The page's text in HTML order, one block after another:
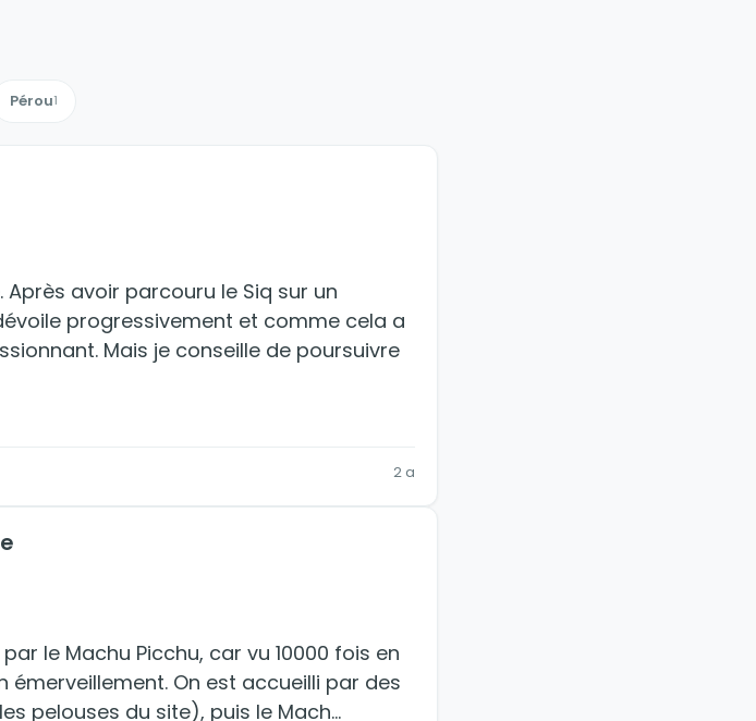
Pérou1
avoir parcouru le Siq sur un
progressivement et comme cela a
Mais je conseille de poursuivre
2 a
le Machu Picchu, car vu 10000 fois en
On est accueilli par des
pelouses du site), puis le Mach…